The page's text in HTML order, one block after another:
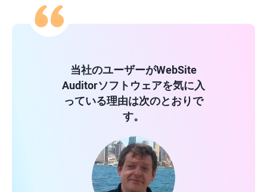
当社のユーザーがWebSite
Auditorソフトウェアを気に入
っている理由は次のとおりで
す。